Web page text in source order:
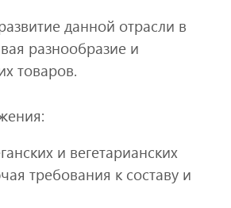
данной отрасли в
разнообразие и
товаров.
и вегетарианских
требования к составу и